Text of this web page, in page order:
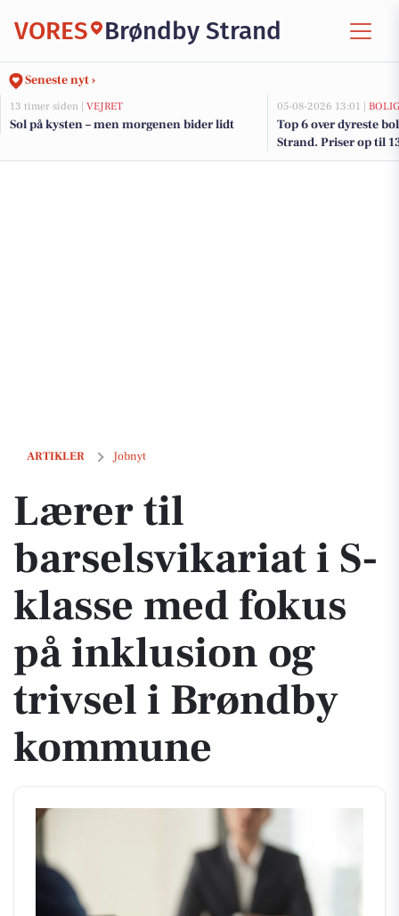
VORES Brøndby Strand
Seneste nyt ›
13 timer siden | VEJRET
Sol på kysten – men morgenen bider lidt
05-08-2026 13:01 |
Top 6 over dyreste
Strand. Priser op til
ARTIKLER Jobnyt
Lærer til barselsvikariat i S-klasse med fokus på inklusion og trivsel
Lærer til
barselsvikariat i S-
klasse med fokus
på inklusion og
trivsel i Brøndby
kommune